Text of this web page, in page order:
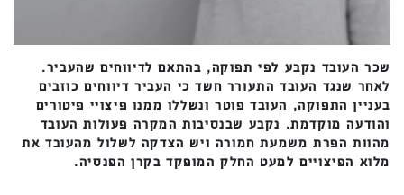
שכר העובד נקבע לפי תפוקה, בהתאם לדיווחים שהעביר.
לאחר שנגד העובד התעורר חשד כי העביר דיווחים כוזבים
בעניין התפוקה, העובד פוטר ונשללו ממנו פיצויי פיטורים
והודעה מוקדמת. נקבע שבנסיבות המקרה פעולות העובד
מהוות הפרת משמעת חמורה ויש הצדקה לשלול מהעובד את
מלוא הפיצויים למעט החלק המופקד בקרן הפנסיה.